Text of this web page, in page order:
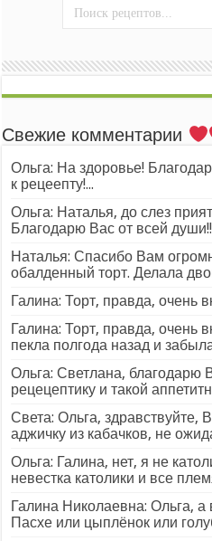
Свежие комментарии
Ольга: На здоровье!
к рецеепту!...
Ольга: Наталья, до слез
Благодарю Вас от всей
Наталья: Спасибо Вам
обалденный торт. Делала
Галина: Торт, правда, очень
Галина: Торт, правда, очень
пекла полгода назад и
Ольга: Светлана, благодарю
рецецептику и такой
Света: Ольга, здравствуйте,
аджичку из кабачков, не
Ольга: Галина, нет, я не
невестка католики и все
Галина Николаевна: Ольга, а
Пасхе или цыплёнок или